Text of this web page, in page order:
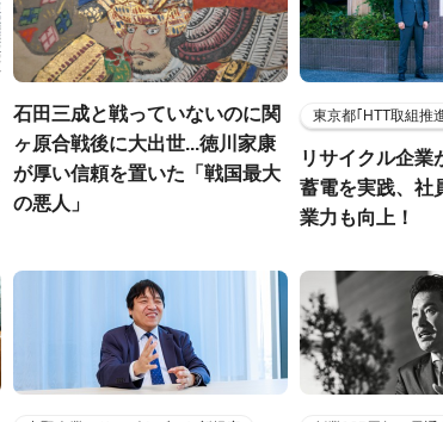
石田三成と戦っていないのに関
ヶ原合戦後に大出世...徳川家康
が厚い信頼を置いた「戦国最大
の悪人」
東京都｢HTT取組推
リサイクル企業
蓄電を実践、社
業力も向上！